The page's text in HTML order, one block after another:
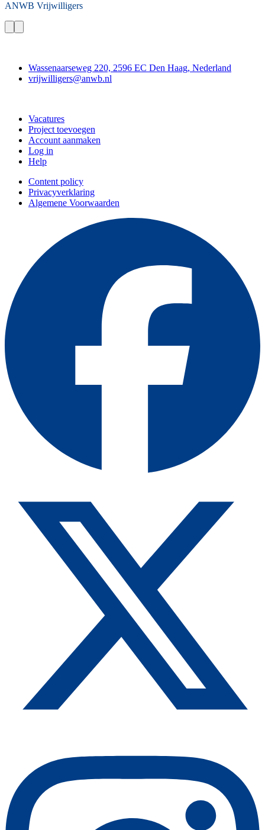
ANWB Vrijwilligers
Wassenaarseweg 220, 2596 EC Den Haag, Nederland
vrijwilligers@anwb.nl
Vacatures
Project toevoegen
Account aanmaken
Log in
Help
Content policy
Privacyverklaring
Algemene Voorwaarden